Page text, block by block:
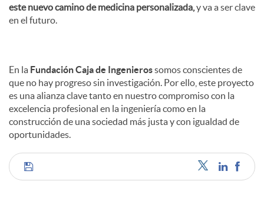
este nuevo camino de medicina personalizada,y va a ser clave
en el futuro.
En la Fundación Caja de Ingenierossomos conscientes de
que no hay progreso sin investigación. Por ello, este proyecto
es una alianza clave tanto en nuestro compromiso con la
excelencia profesional en la ingeniería como en la
construcción de una sociedad más justa y con igualdad de
oportunidades.
C